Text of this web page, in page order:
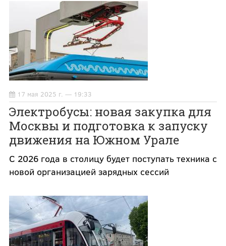
17 мая 2025 г. — 19:33
Электробусы: новая закупка для
Москвы и подготовка к запуску
движения на Южном Урале
С 2026 года в столицу будет поступать техника с
новой организацией зарядных сессий